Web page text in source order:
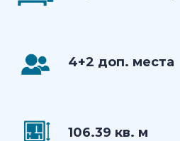
4+2 доп. места
106.39 кв. м